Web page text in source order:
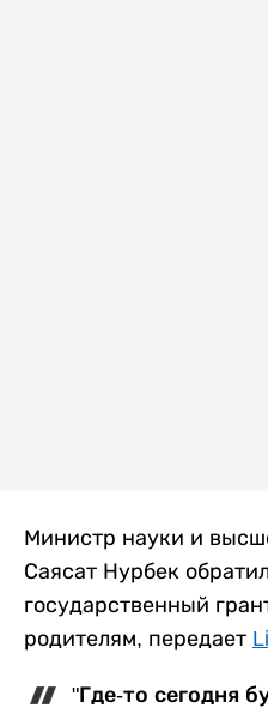
Министр науки и
Саясат Нурбек
государственный
родителям, передает
"Где-то сегодня